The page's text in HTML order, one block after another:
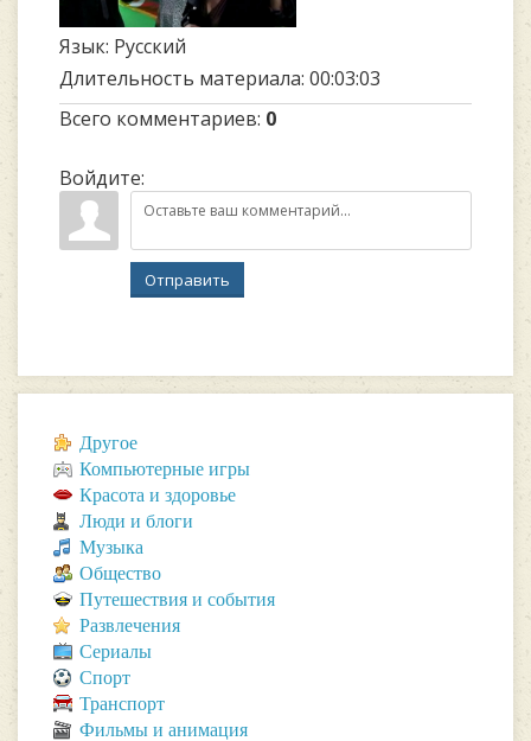
Язык: Русский
Длительность материала: 00:03:03
Всего комментариев: 0
Войдите:
Отправить
Другое
Компьютерные игры
Красота и здоровье
Люди и блоги
Музыка
Общество
Путешествия и события
Развлечения
Сериалы
Спорт
Транспорт
Фильмы и анимация